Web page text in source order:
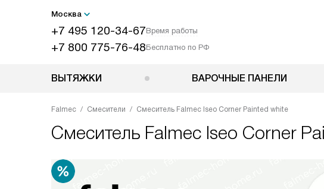
Москва
+7 495 120-34-67Время работы
+7 800 775-76-48Бесплатно по РФ
ВЫТЯЖКИ ВАРОЧНЫЕ ПАНЕЛИ
Falmec Смесители Смеситель Falmec Iseo Corner Painted white
Смеситель Falmec Iseo Corner